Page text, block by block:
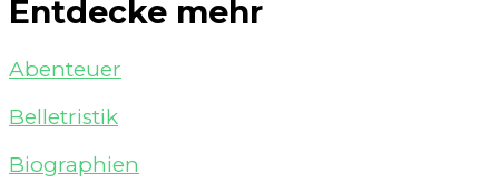
Entdecke mehr
Abenteuer
Belletristik
Biographien